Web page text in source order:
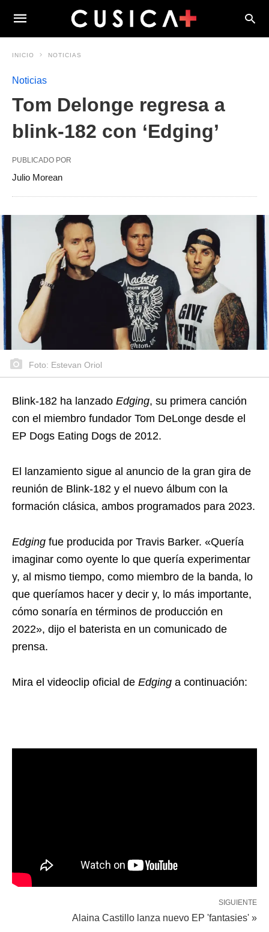
INICIO NOTICIAS
Noticias
Tom Delonge regresa a
blink-182 con ‘Edging’
PUBLICADO POR
Julio Morean
Foto: Estevan Oriol
Blink-182 ha lanzado Edging, su primera canción
con el miembro fundador Tom DeLonge desde el
EP Dogs Eating Dogs de 2012.
El lanzamiento sigue al anuncio de la gran gira de
reunión de Blink-182 y el nuevo álbum con la
formación clásica, ambos programados para 2023.
Edging fue producida por Travis Barker. «Quería
imaginar como oyente lo que quería experimentar
y, al mismo tiempo, como miembro de la banda, lo
que queríamos hacer y decir y, lo más importante,
cómo sonaría en términos de producción en
2022», dijo el baterista en un comunicado de
prensa.
Mira el videoclip oficial de Edging a continuación:
SIGUIENTE
Alaina Castillo lanza nuevo EP 'fantasies' »